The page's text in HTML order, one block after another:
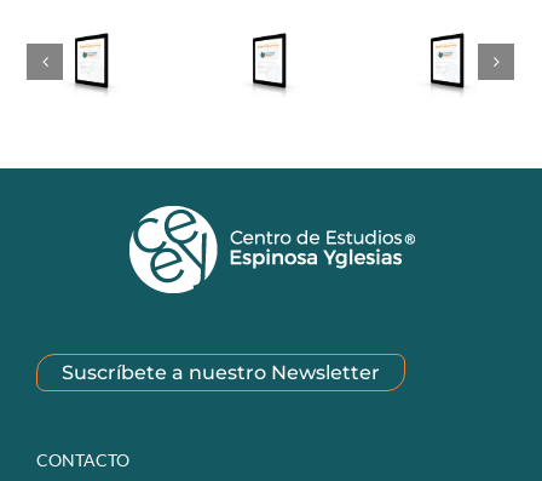
Suscríbete a nuestro Newsletter
CONTACTO